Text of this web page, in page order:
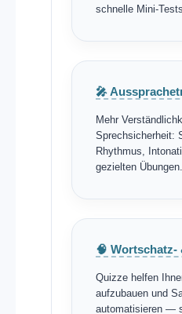
schnelle Mini-Tests.
🎤
Mehr
Sprechsicherheit:
Rhythmus,
gezielten Übungen.
🧠
Quizze helfen
aufzubauen und
automatisieren —